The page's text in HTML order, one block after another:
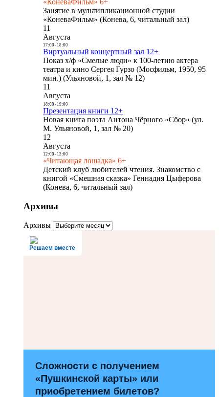
«КоневаФильм» 6+
Занятие в мультипликационной студии
«КоневаФильм» (Конева, 6, читальный зал)
11
Августа
17:00- 18:00
Виртуальный концертный зал 12+
Показ х/ф «Смелые люди» к 100-летию актера
театра и кино Сергея Гурзо (Мосфильм, 1950, 95
мин.) (Ульяновой, 1, зал № 12)
11
Августа
18:00- 19:00
Презентация книги 12+
Новая книга поэта Антона Чёрного «Сбор» (ул.
М. Ульяновой, 1, зал № 20)
12
Августа
12:00- 13:00
«Читающая лошадка» 6+
Детский клуб любителей чтения. Знакомство с
книгой «Смешная сказка» Геннадия Цыферова
(Конева, 6, читальный зал)
Архивы
Архивы
Решаем вместе
Сложности с получением
«Пушкинской карты» или
приобретением билетов?